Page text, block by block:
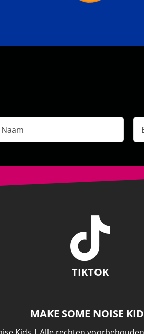
TIKTOK
MAKE SOME NOISE